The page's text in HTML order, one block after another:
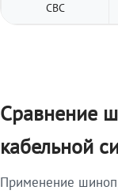
СВС
Сравнение
кабельной
Применение